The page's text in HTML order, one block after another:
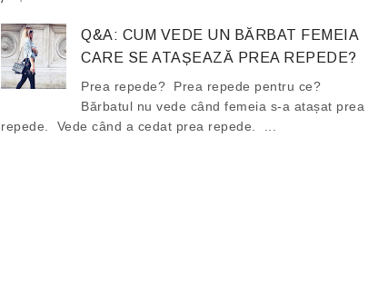
Q&A: CUM VEDE UN BĂRBAT FEMEIA
CARE SE ATAȘEAZĂ PREA REPEDE?
Prea repede? Prea repede pentru ce?
Bărbatul nu vede când femeia s-a atașat prea
repede. Vede când a cedat prea repede. ...